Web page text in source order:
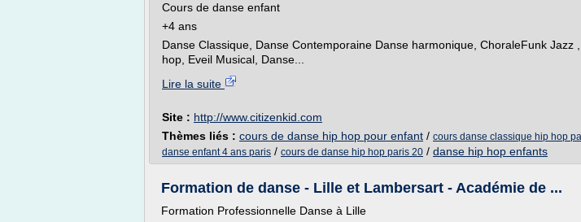
Cours de danse enfant
+4 ans
Danse Classique, Danse Contemporaine Danse harmonique, ChoraleFunk Jazz
hop, Eveil Musical, Danse...
Lire la suite
Site : http://www.citizenkid.com
Thèmes liés : cours de danse hip hop pour enfant / cours danse classique hip hop
danse enfant 4 ans paris / cours de danse hip hop paris 20 / danse hip hop enfants
Formation de danse - Lille et Lambersart - Académie de ...
Formation Professionnelle Danse à Lille